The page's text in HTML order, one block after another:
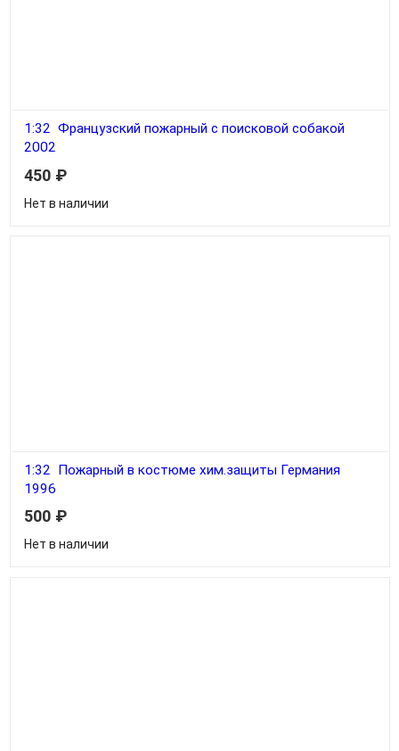
1:32 Французский пожарный с поисковой собакой
2002
450 ₽
Нет в наличии
1:32 Пожарный в костюме хим.защиты Германия
1996
500 ₽
Нет в наличии